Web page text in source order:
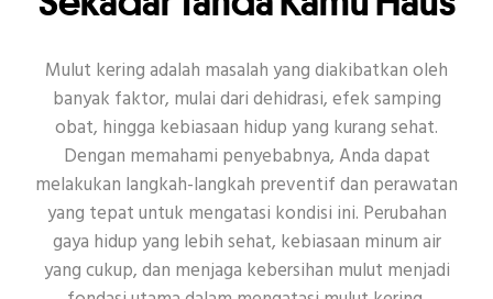
Mulut kering adalah masalah yang diakibatkan oleh
banyak faktor, mulai dari dehidrasi, efek samping
obat, hingga kebiasaan hidup yang kurang sehat.
Dengan memahami penyebabnya, Anda dapat
melakukan langkah-langkah preventif dan perawatan
yang tepat untuk mengatasi kondisi ini. Perubahan
gaya hidup yang lebih sehat, kebiasaan minum air
yang cukup, dan menjaga kebersihan mulut menjadi